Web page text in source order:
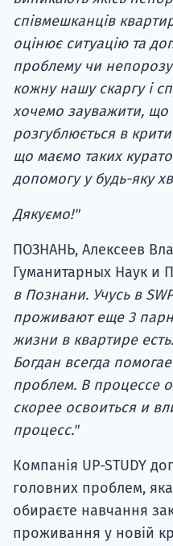
співмешканців
оцінює ситуацію та
проблему чи
кожну нашу скаргу і
хочемо зауважити, що
розгублюється в
що маємо таких
допомогу у будь-яку
Дякуємо!"
ПОЗНАНЬ, Алексеев
Гуманитарных Наук и
в Познани. Учусь в
проживают еще 3
жизни в квартире
Богдан всегда
проблем. В процессе
скорее освоиться и
процесс."
Компанія UP-STUDY
головних проблем,
обираєте навчання
проживання у новій